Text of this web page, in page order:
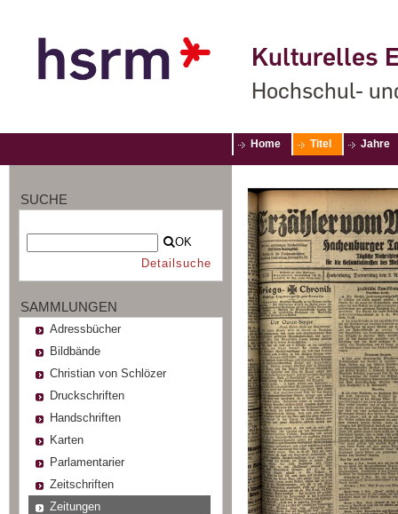
Kulturelles
Hochschul-
Home Titel Jahre
SUCHE
OK
Detailsuche
SAMMLUNGEN
Adressbücher
Bildbände
Christian von Schlözer
Druckschriften
Handschriften
Karten
Parlamentarier
Zeitschriften
Zeitungen